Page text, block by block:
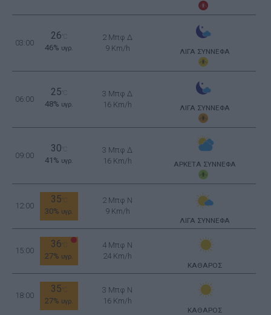
03:00
26
46% υγρ.
2 Μπφ Δ
9 Km/h
ΛΙΓΑ ΣΥΝΝΕΦΑ
06:00
25
48% υγρ.
3 Μπφ Δ
16 Km/h
ΛΙΓΑ ΣΥΝΝΕΦΑ
09:00
30
41% υγρ.
3 Μπφ Δ
16 Km/h
ΑΡΚΕΤΑ ΣΥΝΝΕΦΑ
12:00
35
30% υγρ.
2 Μπφ N
9 Km/h
ΛΙΓΑ ΣΥΝΝΕΦΑ
15:00
36
27% υγρ.
4 Μπφ N
24 Km/h
ΚΑΘΑΡΟΣ
18:00
35
27% υγρ.
3 Μπφ N
16 Km/h
ΚΑΘΑΡΟΣ